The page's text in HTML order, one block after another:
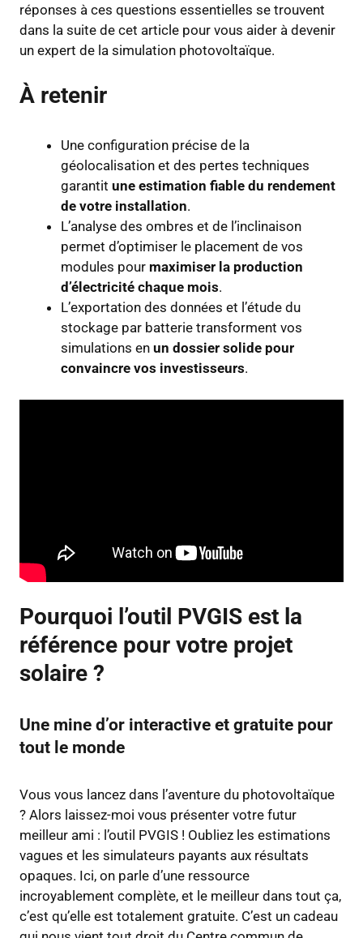
réponses à ces questions essentielles se trouvent
dans la suite de cet article pour vous aider à devenir
un expert de la simulation photovoltaïque.
À retenir
Une configuration précise de la
géolocalisation et des pertes techniques
garantit une estimation fiable du rendement
de votre installation.
L’analyse des ombres et de l’inclinaison
permet d’optimiser le placement de vos
modules pour maximiser la production
d’électricité chaque mois.
L’exportation des données et l’étude du
stockage par batterie transforment vos
simulations en un dossier solide pour
convaincre vos investisseurs.
Pourquoi l’outil PVGIS est la
référence pour votre projet
solaire ?
Une mine d’or interactive et gratuite pour
tout le monde
Vous vous lancez dans l’aventure du photovoltaïque
? Alors laissez-moi vous présenter votre futur
meilleur ami : l’outil PVGIS ! Oubliez les estimations
vagues et les simulateurs payants aux résultats
opaques. Ici, on parle d’une ressource
incroyablement complète, et le meilleur dans tout ça,
c’est qu’elle est totalement gratuite. C’est un cadeau